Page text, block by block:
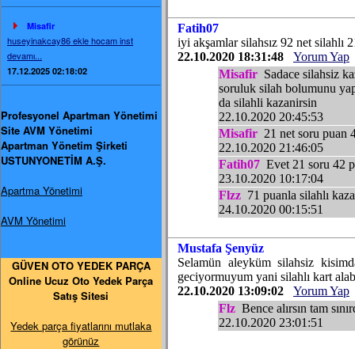
Misafir
huseyinakcay86 ekle hocam inst
devamı...
17.12.2025 02:18:02
Profesyonel Apartman Yönetimi
Site AVM Yönetimi
Apartman Yönetim Şirketi
USTUNYONETİM A.Ş.
Apartma Yönetimi
AVM Yönetimi
GÜVEN OTO YEDEK PARÇA
Online Ucuz Oto Yedek Parça
Satış Sitesi
Yedek parça fiyatlarını mutlaka
görünüz
Fatih07
iyi akşamlar silahsız 92 net silahlı
22.10.2020 18:31:48
Yorum Yap
Misafir Sadace silahsiz
soruluk silah bolumunu
da silahli kazanirsin
22.10.2020 20:45:53
Misafir 21 net soru puan
22.10.2020 21:46:05
Fatih07 Evet 21 soru 42
23.10.2020 10:17:04
Flzz 71 puanla silahlı
24.10.2020 00:15:51
Mustafa Şenyüz
Selamün aleyküm silahsiz
geciyormuyum yani silahlı kart
22.10.2020 13:09:02
Yorum Yap
Flz Bence alırsın tam
22.10.2020 23:01:51